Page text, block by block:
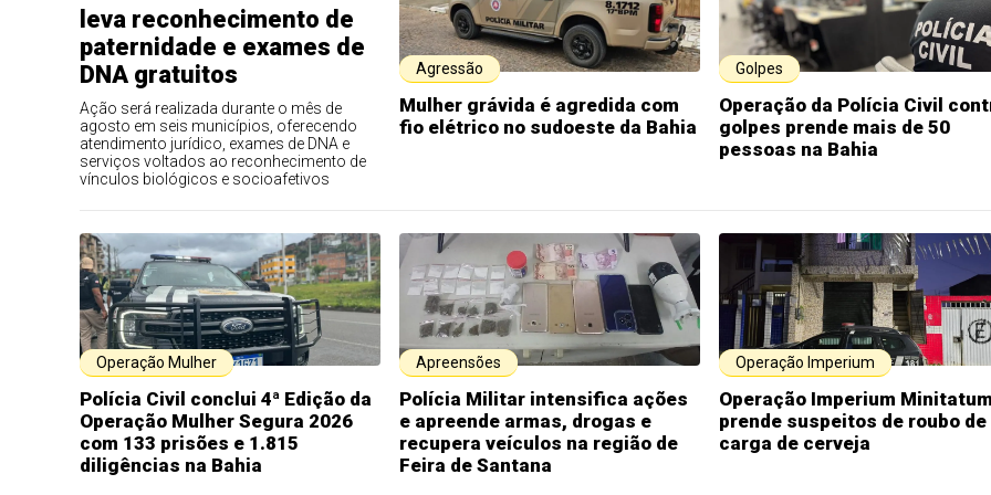
leva reconhecimento de
paternidade e exames de
DNA gratuitos
Ação será realizada durante o mês de
agosto em seis municípios, oferecendo
atendimento jurídico, exames de DNA e
serviços voltados ao reconhecimento de
vínculos biológicos e socioafetivos
Agressão
Mulher grávida é agredida com
fio elétrico no sudoeste da Bahia
Golpes
Operação da Polícia Civil
golpes prende mais de 50
pessoas na Bahia
Operação Mulher
Polícia Civil conclui 4ª Edição da
Operação Mulher Segura 2026
com 133 prisões e 1.815
diligências na Bahia
Apreensões
Polícia Militar intensifica ações
e apreende armas, drogas e
recupera veículos na região de
Feira de Santana
Operação Imperium
Operação Imperium
prende suspeitos de roubo de
carga de cerveja